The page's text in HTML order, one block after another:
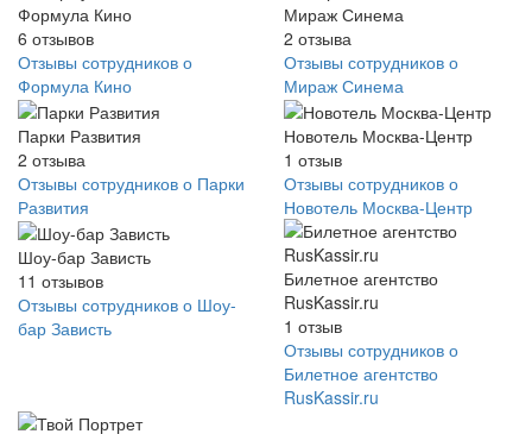
Формула Кино
6 отзывов
Отзывы сотрудников о
Формула Кино
Мираж Синема
2 отзыва
Отзывы сотрудников о
Мираж Синема
Парки Развития
2 отзыва
Отзывы сотрудников о Парки
Развития
Новотель Москва-Центр
1 отзыв
Отзывы сотрудников о
Новотель Москва-Центр
Шоу-бар Зависть
11 отзывов
Отзывы сотрудников о Шоу-
бар Зависть
Билетное агентство
RusKassir.ru
1 отзыв
Отзывы сотрудников о
Билетное агентство
RusKassir.ru